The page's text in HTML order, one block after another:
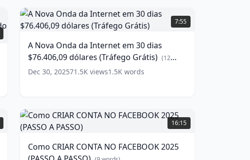
Facebook
Ads (12
words)
A
Nova
Onda
Internet
em
30
dias
(Tráfego
Grátis)
(12
7:55
A Nova Onda da Internet em 30 dias
$76.406,09 dólares (Tráfego Grátis) (12
words)
Dec 30, 202571.5Kviews1.5Kwords
Como
CRIAR
CONTA
FACEBOOK
16:15
Como CRIAR CONTA NO FACEBOOK 2025